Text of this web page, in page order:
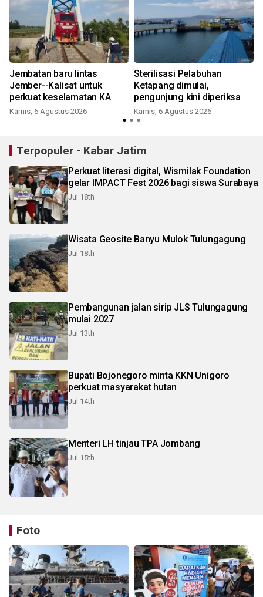
Jembatan baru lintas
Jember--Kalisat untuk
perkuat keselamatan KA
Kamis, 6 Agustus 2026
Sterilisasi Pelabuhan
Ketapang dimulai,
pengunjung kini diperiksa
Kamis, 6 Agustus 2026
Terpopuler - Kabar Jatim
Perkuat literasi digital, Wismilak Foundation
gelar IMPACT Fest 2026 bagi siswa Surabaya
Jul 18th
Wisata Geosite Banyu Mulok Tulungagung
Jul 18th
Pembangunan jalan sirip JLS Tulungagung
mulai 2027
Jul 13th
Bupati Bojonegoro minta KKN Unigoro
perkuat masyarakat hutan
Jul 14th
Menteri LH tinjau TPA Jombang
Jul 15th
Foto